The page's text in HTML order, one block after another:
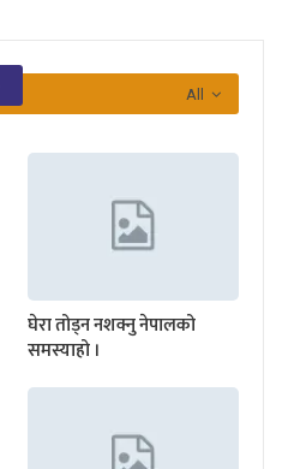
All
घेरा तोड्न नशक्नु नेपालको
समस्याहो ।